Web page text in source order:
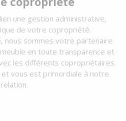
une gestion administrative,
de votre copropriété.
nous sommes votre partenaire
en toute transparence et
les différents copropriétaires.
et vous est primordiale à notre
relation.